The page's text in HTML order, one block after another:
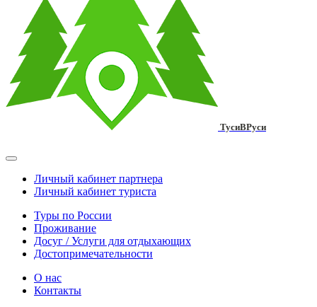
ТусиВРуси
Личный кабинет партнера
Личный кабинет туриста
Туры по России
Проживание
Досуг / Услуги для отдыхающих
Достопримечательности
О нас
Контакты